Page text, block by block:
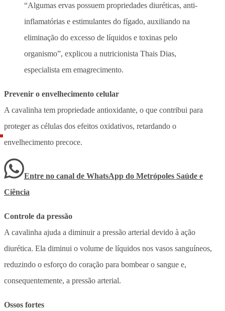
“Algumas ervas possuem propriedades diuréticas, anti-
inflamatórias e estimulantes do fígado, auxiliando na
eliminação do excesso de líquidos e toxinas pelo
organismo”, explicou a nutricionista Thais Dias,
especialista em emagrecimento.
Prevenir o envelhecimento celular
A cavalinha tem propriedade antioxidante, o que contribui para
proteger as células dos efeitos oxidativos, retardando o
envelhecimento precoce.
Entre no canal de WhatsApp do Metrópoles Saúde e
Ciência
Controle da pressão
A cavalinha ajuda a diminuir a pressão arterial devido à ação
diurética. Ela diminui o volume de líquidos nos vasos sanguíneos,
reduzindo o esforço do coração para bombear o sangue e,
consequentemente, a pressão arterial.
Ossos fortes